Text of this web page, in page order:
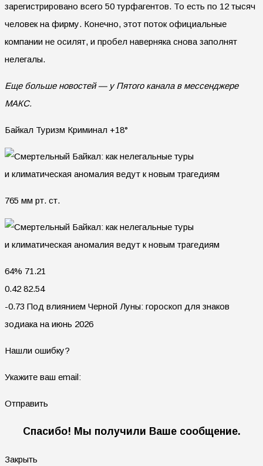
зарегистрировано всего 50 турфагентов. То есть по 12 тысяч
человек на фирму. Конечно, этот поток официальные
компании не осилят, и пробел наверняка снова заполнят
нелегалы.
Еще больше новостей — у Пятого канала в мессенджере
МАКС.
Байкал Туризм Криминал +18°
765 мм рт. ст.
64% 71.21
0.42 82.54
-0.73 Под влиянием Черной Луны: гороскоп для знаков
зодиака на июнь 2026
Нашли ошибку?
Укажите ваш email:
Отправить
Спасибо! Мы получили Ваше сообщение.
Закрыть